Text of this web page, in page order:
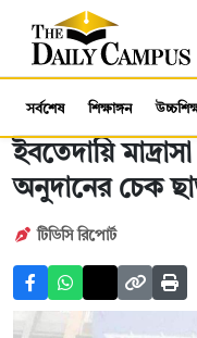
সর্বশেষ শিক্ষাঙ্গন
ইবতেদায়ি
অনুদানের চেক
টিডিসি রিপোর্ট